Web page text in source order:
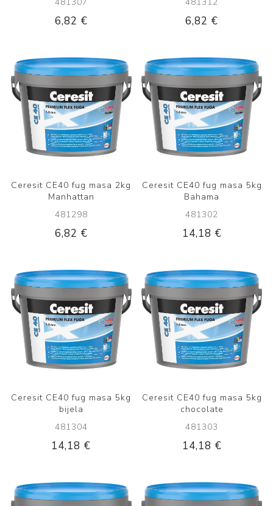
481307
6,82 €
481312
6,82 €
Ceresit CE40 fug masa 2kg
Manhattan
481298
6,82 €
Ceresit CE40 fug masa 5kg
Bahama
481302
14,18 €
Ceresit CE40 fug masa 5kg
bijela
481304
14,18 €
Ceresit CE40 fug masa 5kg
chocolate
481303
14,18 €